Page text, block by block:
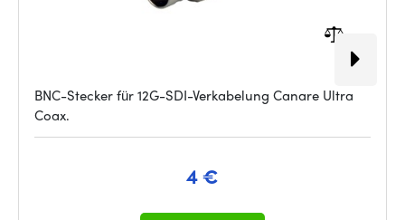
BNC-Stecker für 12G-SDI-Verkabelung Canare Ultra
Coax.
4 €